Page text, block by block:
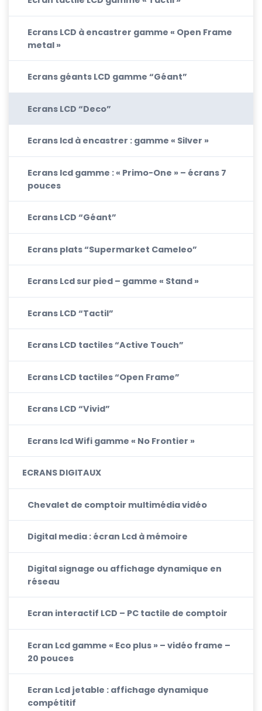
Ecrans LCD à encastrer gamme « Open Frame
metal »
Ecrans géants LCD gamme “Géant”
Ecrans LCD “Deco”
Ecrans lcd à encastrer : gamme « Silver »
Ecrans lcd gamme : « Primo-One » – écrans 7
pouces
Ecrans LCD “Géant”
Ecrans plats “Supermarket Cameleo”
Ecrans Lcd sur pied – gamme « Stand »
Ecrans LCD “Tactil”
Ecrans LCD tactiles “Active Touch”
Ecrans LCD tactiles “Open Frame”
Ecrans LCD “Vivid”
Ecrans lcd Wifi gamme « No Frontier »
ECRANS DIGITAUX
Chevalet de comptoir multimédia vidéo
Digital media : écran Lcd à mémoire
Digital signage ou affichage dynamique en
réseau
Ecran interactif LCD – PC tactile de comptoir
Ecran Lcd gamme « Eco plus » – vidéo frame –
20 pouces
Ecran Lcd jetable : affichage dynamique
compétitif